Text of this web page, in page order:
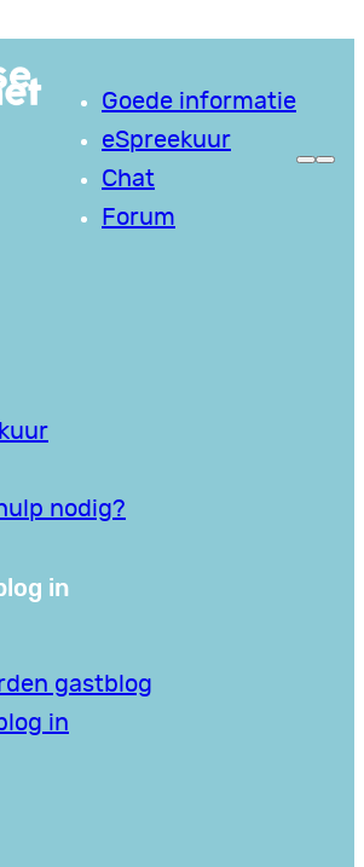
Goede informatie
eSpreekuur
Chat
Forum
nodig?
in
gastblog
in